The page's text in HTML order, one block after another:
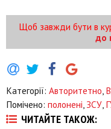
Щоб завжди бути в
до
Категорії: Авторитетно
Помічено: полонені ЗСУ
ЧИТАЙТЕ ТАКОЖ: